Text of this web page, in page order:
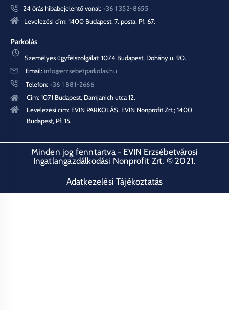
24 órás hibabejelentő vonal: +36 1 352-8655
Levelezési cím: 1400 Budapest, 7. posta, Pf. 67.
Parkolás
Személyes ügyfélszolgálat: 1074 Budapest, Dohány u. 90.
Email: info@erzsebetparkolas.hu
Telefon: +36 1 881-2666
Cím: 1071 Budapest, Damjanich utca 12.
Levelezési cím: EVIN PARKOLÁS, EVIN Nonprofit Zrt.; 1400
Budapest, Pf. 15.
Minden jog fenntartva - EVIN Erzsébetvárosi
Ingatlangazdálkodási Nonprofit Zrt. © 2021.
Adatkezelési Tájékoztatás